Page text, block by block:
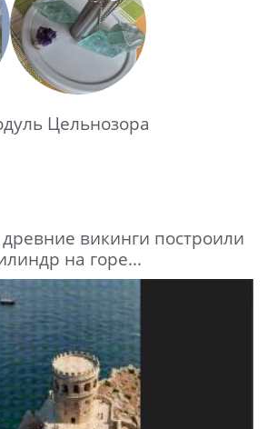
Цельнозора
викинги построили
на горе...